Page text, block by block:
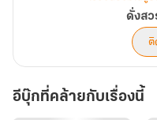
ดั่งส
ติ
อีบุ๊กที่คล้ายกับเรื่องนี้